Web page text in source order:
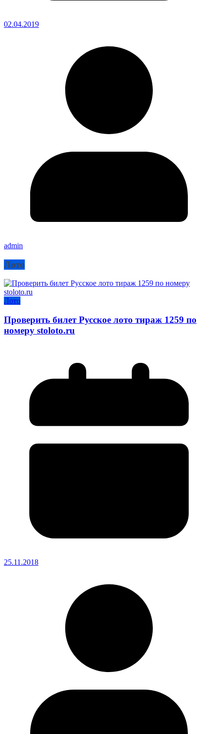
02.04.2019
admin
Лото
Лото
Проверить билет Русское лото тираж 1259 по
номеру stoloto.ru
25.11.2018